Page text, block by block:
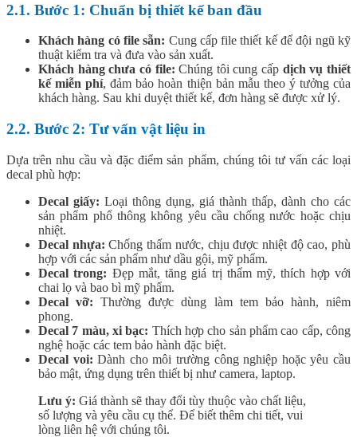
2.1. Bước 1: Chuẩn bị thiết kế ban đầu
Khách hàng có file sẵn: Cung cấp file thiết kế để đội ngũ kỹ
thuật kiểm tra và đưa vào sản xuất.
Khách hàng chưa có file: Chúng tôi cung cấp dịch vụ thiết
kế miễn phí, đảm bảo hoàn thiện bản mẫu theo ý tưởng của
khách hàng. Sau khi duyệt thiết kế, đơn hàng sẽ được xử lý.
2.2. Bước 2: Tư vấn vật liệu in
Dựa trên nhu cầu và đặc điểm sản phẩm, chúng tôi tư vấn các loại
decal phù hợp:
Decal giấy: Loại thông dụng, giá thành thấp, dành cho các
sản phẩm phổ thông không yêu cầu chống nước hoặc chịu
nhiệt.
Decal nhựa: Chống thấm nước, chịu được nhiệt độ cao, phù
hợp với các sản phẩm như dầu gội, mỹ phẩm.
Decal trong: Đẹp mắt, tăng giá trị thẩm mỹ, thích hợp với
chai lọ và bao bì mỹ phẩm.
Decal vỡ: Thường được dùng làm tem bảo hành, niêm
phong.
Decal 7 màu, xi bạc: Thích hợp cho sản phẩm cao cấp, công
nghệ hoặc các tem bảo hành đặc biệt.
Decal voi: Dành cho môi trường công nghiệp hoặc yêu cầu
bảo mật, ứng dụng trên thiết bị như camera, laptop.
Lưu ý: Giá thành sẽ thay đổi tùy thuộc vào chất liệu,
số lượng và yêu cầu cụ thể. Để biết thêm chi tiết, vui
lòng liên hệ với chúng tôi.